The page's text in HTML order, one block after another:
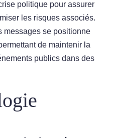
politique pour assurer
les risques associés.
messages se positionne
de maintenir la
publics dans des